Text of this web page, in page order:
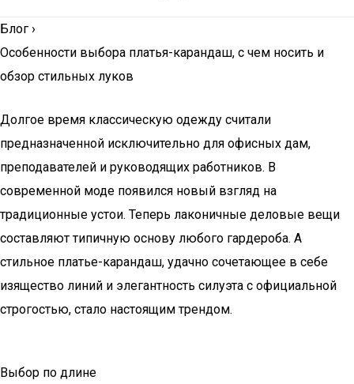
Блог ›
Особенности выбора платья-карандаш, с чем носить и
обзор стильных луков
Долгое время классическую одежду считали
предназначенной исключительно для офисных дам,
преподавателей и руководящих работников. В
современной моде появился новый взгляд на
традиционные устои. Теперь лаконичные деловые вещи
составляют типичную основу любого гардероба. А
стильное платье-карандаш, удачно сочетающее в себе
изящество линий и элегантность силуэта с официальной
строгостью, стало настоящим трендом.
Выбор по длине